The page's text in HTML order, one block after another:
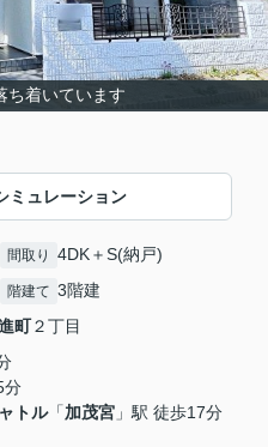
ち着いています
ミュレーション
間取り 4DK＋S(納戸)
階建て 3階建
町２丁目
分
トル「加茂宮 」駅 徒歩17分